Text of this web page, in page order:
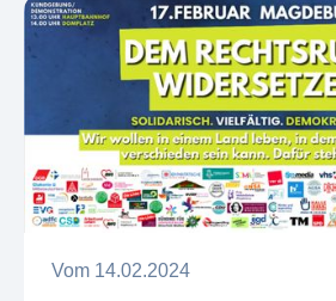
Vom 14.02.2024